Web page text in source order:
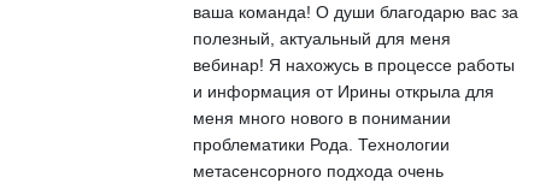
ваша команда! О души благодарю вас за
полезный, актуальный для меня
вебинар! Я нахожусь в процессе работы
и информация от Ирины открыла для
меня много нового в понимании
проблематики Рода. Технологии
метасенсорного подхода очень